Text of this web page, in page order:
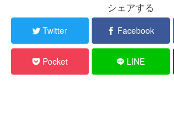
シェアする
Twitter Facebook
Pocket LINE